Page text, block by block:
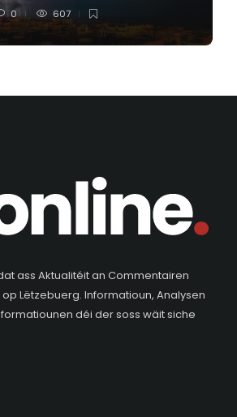
0 607
ass Aktualitéit an Commentairen
Lëtzebuerg. Informatioun, Analysen
déi der soss wäit siche